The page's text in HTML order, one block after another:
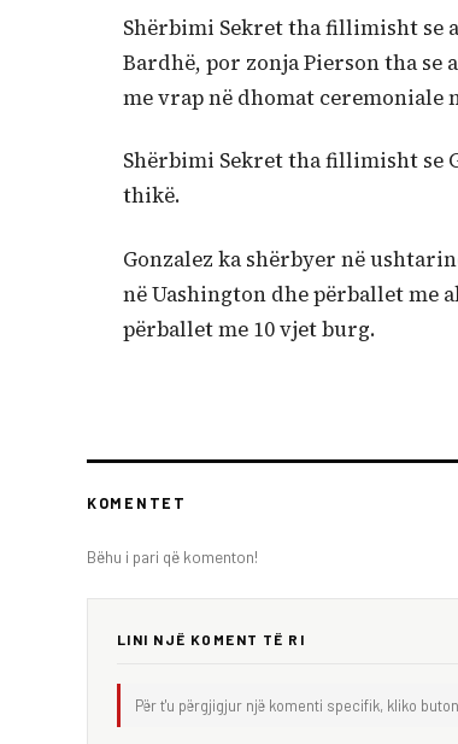
Shërbimi Sekret tha fillimisht se
Bardhë, por zonja Pierson tha se
me vrap në dhomat ceremoniale
Shërbimi Sekret tha fillimisht se
thikë.
Gonzalez ka shërbyer në
në Uashington dhe përballet me
përballet me 10 vjet burg.
KOMENTET
Bëhu i pari që komenton!
LINI NJË KOMENT TË RI
Për t'u përgjigjur një komenti specifik, kliko